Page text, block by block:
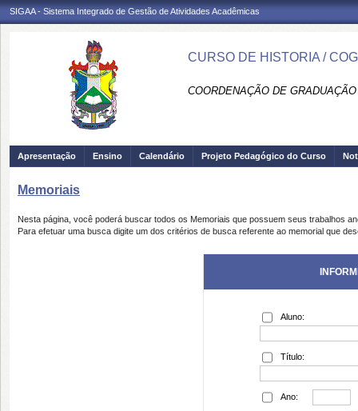
SIGAA - Sistema Integrado de Gestão de Atividades Acadêmicas
CURSO DE HISTORIA /
COORDENAÇÃO DE
Apresentação Ensino Calendário Projeto Pedagógico do Curso
Memoriais
Nesta página, você poderá buscar todos os Memoriais que possuem seus trabalhos
Para efetuar uma busca digite um dos critérios de busca referente ao memorial que
Aluno:
Título:
Ano: